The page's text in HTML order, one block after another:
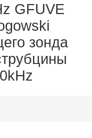
GFUVE
зонда